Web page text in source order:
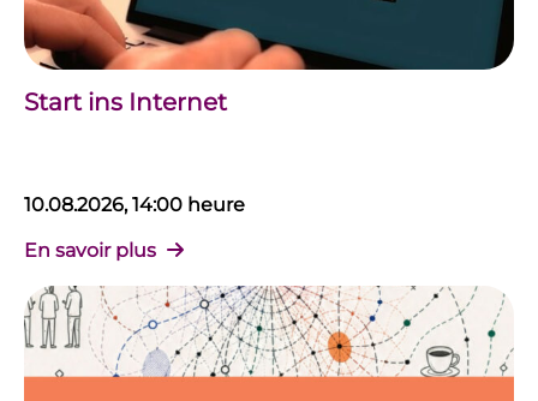
Start ins Internet
10.08.2026, 14:00 heure
En savoir plus